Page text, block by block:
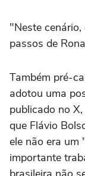
"Neste
passos de
Também pré-
adotou uma
publicado no
que Flávio
ele não era um
importante